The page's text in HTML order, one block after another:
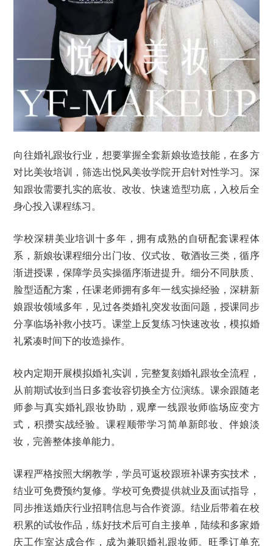
向往婚礼跟妆行业，想要掌握全套新娘妆造技能，在多方
对比美妆培训，筛选出悦风美妆学院开启针对性学习。深
知跟妆需要扎实的底妆、改妆、快速造型功底，入校后全
身心投入课程练习。
学校深耕美业培训十多年，拥有成熟的自研配套课程体
系，新娘妆课程细分出门妆、仪式妆、敬酒妆三类，循序
渐进授课，保障学员实操循序渐进提升。细分不同肤质、
脸型适配方案，任课老师拥有多年一线实操经验，深耕新
娘跟妆领域多年，见过各类婚礼突发妆面问题，授课同步
分享临场补救小技巧。课堂上反复练习快速改妆，模拟婚
礼紧凑时间下的妆造操作。
校内定期开展模拟婚礼实训，完整复刻婚礼跟妆全流程，
从前期试妆到当日多套妆容切换全方位演练。课余跟随老
师参与真实婚礼跟妆协助，观摩一线跟妆师临场应变方
式，积攒实战经验。课程顺带学习简单新郎妆、伴娘淡
妆，完善整体接单能力。
课程严格按照大纲教学，学员可返校跟班补课夯实技术，
结业可免费预约复修。学校可免费提供就业及面试指导，
同步推送婚庆行业招聘信息与合作资源。结业后带着在校
积累的试妆作品，练好技术后可自主接单，陆续和多家婚
庆工作室达成合作，成为兼职婚礼跟妆师。旺季订单充